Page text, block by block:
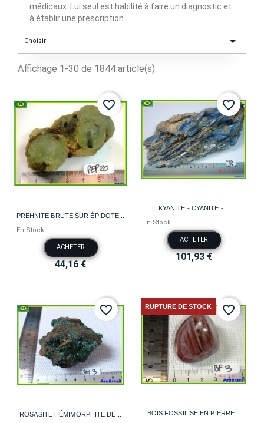
médicaux. Lui seul est habilité à faire un diagnostic et
à établir une prescription.
Choisir 
Affichage 1-30 de 1844 article(s)
PREHNITE BRUTE SUR ÉPIDOTE...
En Stock
ACHETER
44,16 €
favorite_border
KYANITE - CYANITE -...
En Stock
ACHETER
101,93 €
favorite_border
ROSASITE HÉMIMORPHITE DE...
favorite_border
BOIS FOSSILISÉ EN PIERRE...
RUPTURE DE STOCK favorite_border